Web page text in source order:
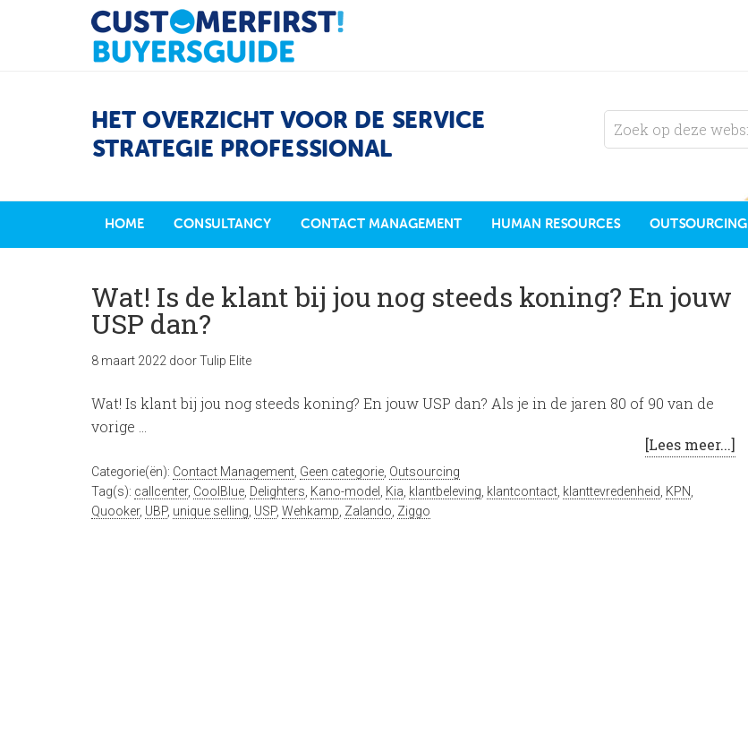
HET OVERZICHT VOOR DE SERVICE
STRATEGIE PROFESSIONAL
HOME CONSULTANCY CONTACT MANAGEMENT HUMAN RESOURCES OUTSOURCING
Wat! Is de klant bij jou nog steeds koning? En jouw
USP dan?
8 maart 2022 doorTulip Elite
Wat! Is klant bij jou nog steeds koning? En jouw USP dan? Als je in de jaren 80 of 90 van de
vorige …
[Lees meer...]
Categorie(ën): Contact Management Geen categorie Outsourcing
Tag(s): callcenter, CoolBlue Delighters Kano-model Kia klantbeleving klantcontact klanttevredenheid KPN
Quooker, UBP, unique selling USP, Wehkamp Zalando Ziggo